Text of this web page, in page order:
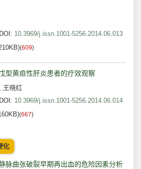
DOI: 10.3969/j.issn.1001-5256.2014.06.013
(609)
型黄疸性肝炎患者的疗效观察
, 王晓红
DOI: 10.3969/j.issn.1001-5256.2014.06.014
(667)
化
脉曲张破裂早期再出血的危险因素分析